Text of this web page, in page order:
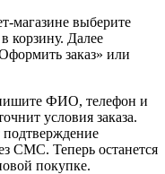
магазине выберите
корзину. Далее
заказ» или
ФИО, телефон и
условия заказа.
подтверждение
СМС. Теперь останется
покупке.